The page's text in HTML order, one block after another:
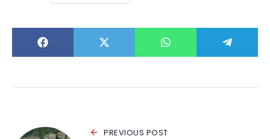
PREVIOUS POST